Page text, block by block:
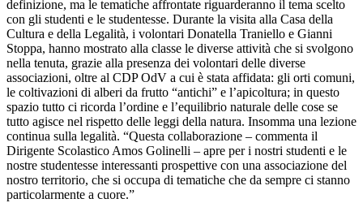
definizione, ma le tematiche affrontate riguarderanno il tema scelto
con gli studenti e le studentesse. Durante la visita alla Casa della
Cultura e della Legalità, i volontari Donatella Traniello e Gianni
Stoppa, hanno mostrato alla classe le diverse attività che si svolgono
nella tenuta, grazie alla presenza dei volontari delle diverse
associazioni, oltre al CDP OdV a cui è stata affidata: gli orti comuni,
le coltivazioni di alberi da frutto “antichi” e l’apicoltura; in questo
spazio tutto ci ricorda l’ordine e l’equilibrio naturale delle cose se
tutto agisce nel rispetto delle leggi della natura. Insomma una lezione
continua sulla legalità. “Questa collaborazione – commenta il
Dirigente Scolastico Amos Golinelli – apre per i nostri studenti e le
nostre studentesse interessanti prospettive con una associazione del
nostro territorio, che si occupa di tematiche che da sempre ci stanno
particolarmente a cuore.”